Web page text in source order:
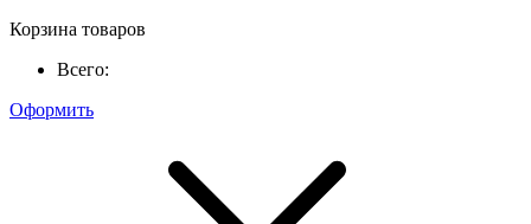
Корзина товаров
Всего:
Оформить